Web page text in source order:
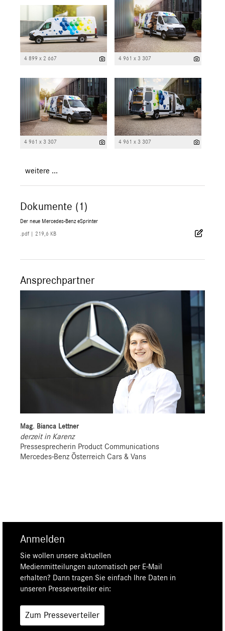
4 899 x 2 667 4 961 x 3 307
4 961 x 3 307 4 961 x 3 307
weitere ...
Dokumente (1)
Der neue Mercedes-Benz eSprinter
.pdf 219,6 KB
Ansprechpartner
Mag. Bianca Lettner
derzeit in Karenz
Pressesprecherin Product Communications
Mercedes-Benz Österreich Cars & Vans
Anmelden
Sie wollen unsere aktuellen
Medienmitteilungen automatisch per E-Mail
erhalten? Dann tragen Sie einfach Ihre Daten in
unseren Presseverteiler ein:
Zum Presseverteiler